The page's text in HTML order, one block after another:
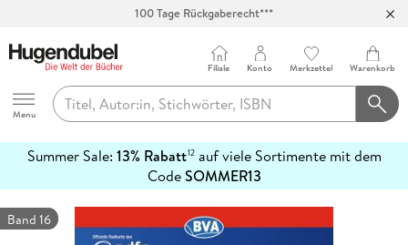
100 Tage Rückgaberecht***
Hugendubel
Menu
Filiale Konto Merkzettel Warenkorb
Summer Sale: 13% Rabatt12auf viele Sortimente mit dem
CodeSOMMER13
erfahren
Band 16